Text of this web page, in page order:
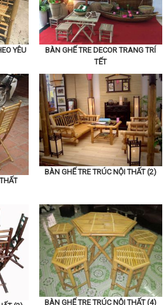
YÊU
BÀN GHẾ TRE DECOR TRANG TRÍ
TẾT
BÀN GHẾ TRE TRÚC NỘI THẤT (2)
BÀN GHẾ TRE TRÚC NỘI THẤT (4)